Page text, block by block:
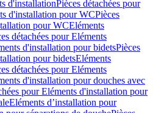
d'installationPièces détachées pour
d'installation pour WCPièces
pour WCEléments
détachées pour Eléments
d'installation pour bidetsPièces
pour bidetsEléments
détachées pour Eléments
d'installation pour douches avec
pour Eléments d'installation pour
Eléments d’installation pour